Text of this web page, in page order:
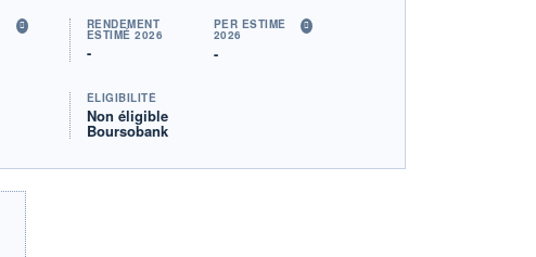
RENDEMENT
ESTIMÉ 2026
-
PER ESTIMÉ
2026
-
ÉLIGIBILITÉ
Non éligible
Boursobank